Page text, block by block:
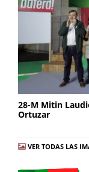
28-M Mitin
Ortuzar
VER TODAS LAS